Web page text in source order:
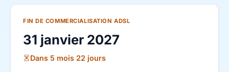
FIN DE COMMERCIALISATION ADSL
31 janvier 2027
Dans 5 mois 22 jours